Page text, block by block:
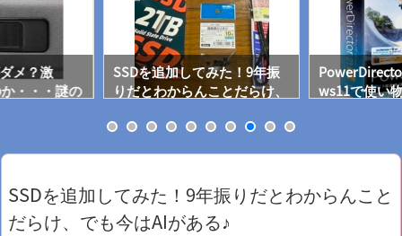
メ？激
・・・謎の
SSDを追加してみた！9年振
りだとわからんことだらけ、
ws11で使い
SSDを追加してみた！9年振りだとわからんこと
だらけ、でも今はAIがある♪